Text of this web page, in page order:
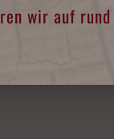
wir auf